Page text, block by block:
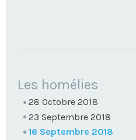
NAVIGATION
Les homélies
28 Octobre 2018
23 Septembre 2018
16 Septembre 2018